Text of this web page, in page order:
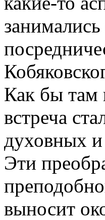
Как бы там
встреча
духовных и
Эти
выносит